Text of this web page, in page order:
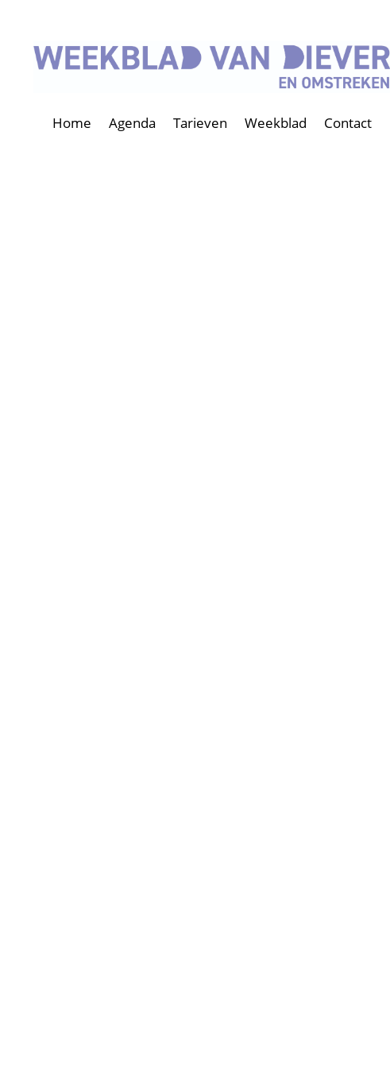
Home Agenda Tarieven Weekblad Contact